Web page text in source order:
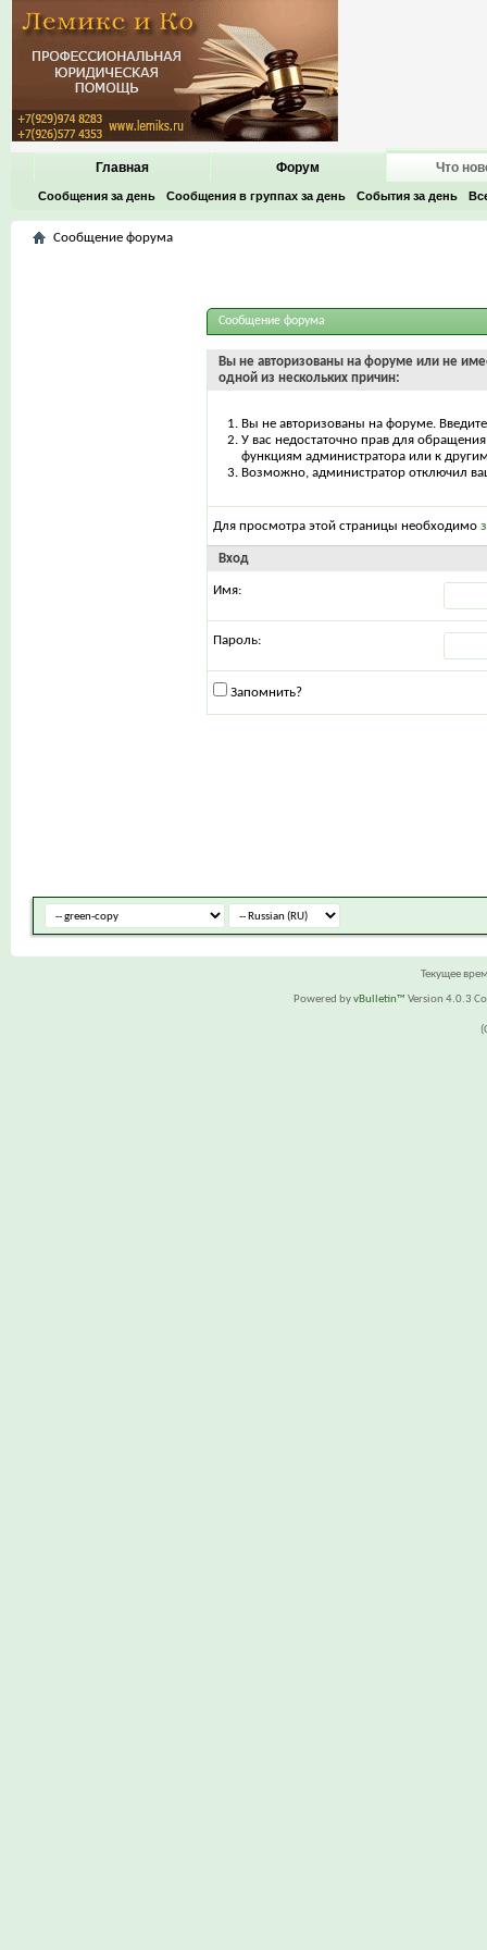
Главная Форум Что
Сообщения за день Сообщения в группах за день События за день
Сообщение форума
Сообщение форума
Вы не авторизованы на форуме или не
одной из нескольких причин:
Вы не авторизованы на форуме.
У вас недостаточно прав для
функциям администратора или к
Возможно, администратор отключил
Для просмотра этой страницы необходимо
Вход
Имя:
Пароль:
Запомнить?
Текущее
Powered byvBulletin™ Version 4.0.3